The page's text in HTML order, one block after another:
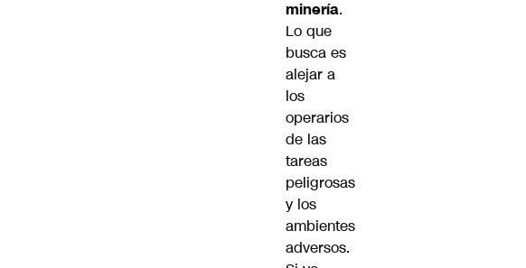
minería.
Lo que
busca es
alejar a
los
operarios
de las
tareas
peligrosas
y los
ambientes
adversos.